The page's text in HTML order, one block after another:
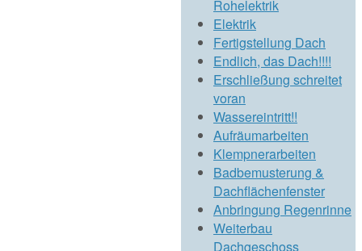
Rohelektrik
Elektrik
Fertigstellung Dach
Endlich, das Dach!!!!
Erschließung schreitet
voran
Wassereintritt!!
Aufräumarbeiten
Klempnerarbeiten
Badbemusterung &
Dachflächenfenster
Anbringung Regenrinne
Weiterbau
Dachgeschoss